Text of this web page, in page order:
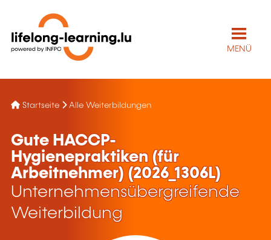
MENÜ
Startseite Alle Weiterbildungen
Gute HACCP-
Hygienepraktiken (für
Arbeitnehmer) (2026_1306L)
Unternehmensübergreifende
Weiterbildung